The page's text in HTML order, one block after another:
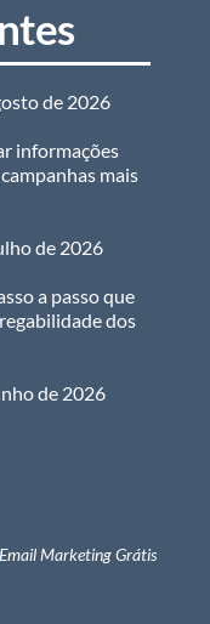
de 2026
informações
mais
de 2026
a passo que
dos
de 2026
Marketing Grátis